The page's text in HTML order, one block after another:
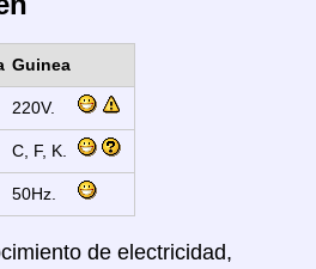
Guinea
220V.
C, F, K.
50Hz.
de electricidad,